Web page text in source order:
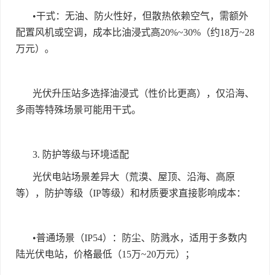
•干式：无油、防火性好，但散热依赖空气，需额外
配置风机或空调，成本比油浸式高20%~30% （约18万~28
万元）。
光伏升压站多选择油浸式（性价比更高），仅沿海、
多雨等特殊场景可能用干式。
3. 防护等级与环境适配
光伏电站场景差异大（荒漠、屋顶、沿海、高原
等），防护等级（IP等级）和材质要求直接影响成本：
•普通场景（IP54）：防尘、防溅水，适用于多数内
陆光伏电站，价格最低（15万~20万元）；